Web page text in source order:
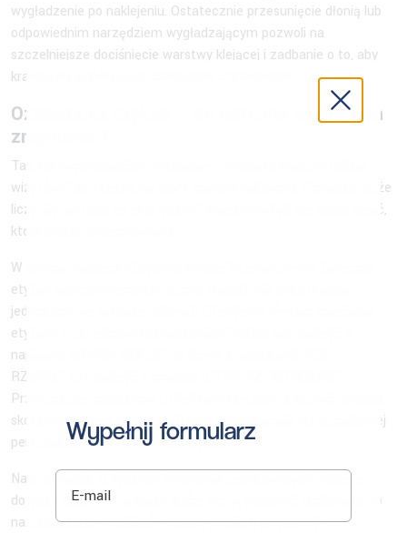
wygładzenie po naklejeniu. Ostatecznie przesunięcie dłonią lub
odpowiednim narzędziem wygładzającym pozwoli na
szczelniejsze dociśnięcie warstwy klejącej i zadbanie o to, aby
krawędzie etykiety były całkowicie dopasowane.
Oznaczanie etykiet – co powinno się na nich
znajdować?
Tak, jak wspominaliśmy wcześniej – etykieta stanowi rodzaj
wizytówki dla rzeczy, na którą została naklejona. Oznacza to, że
liczy się nie tylko jej estetyczny i świeży wygląd, ale także treść,
którą będzie przedstawiała.
W ofercie naszego sklepu na stronie internetowej w kategorii
etykiet samoprzylepnych można znaleźć nie tylko gładkie
jednokolorowe arkusze naklejek. Oferujemy również specjalne
etykiety z określonymi oznaczeniami takimi, jak: naklejki z
napisami „UWAGA SZKŁO”, etykiety z nadrukami „NIE
RZUCAĆ” czy naklejki z opisami „OTWÓRZ OSTROŻNIE”.
Przytoczone propozycje to jedynie przykłady, z których można
skorzystać. Tego rodzaju arkusze nie wymagają już dodatkowej
personalizacji i są gotowe do użycia.
Nasz poradnik dotyczący tworzenia dedykowanych naklejek,
dotyczy surowych arkuszy, które mogą stanowić doskonałe tło
na oznaczenie produktów. Jedną z takich propozycji są
Wypełnij formularz
E-mail